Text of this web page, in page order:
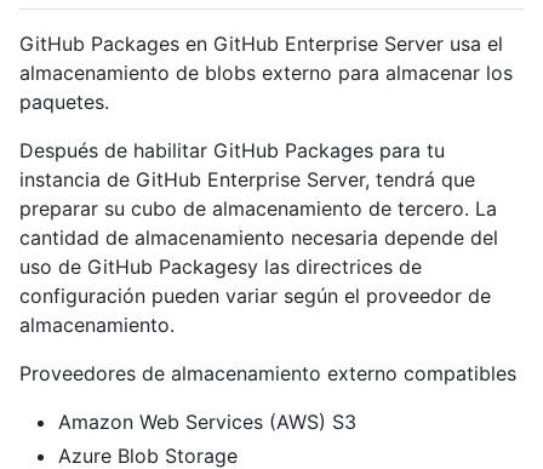
GitHub Packages en GitHub Enterprise Server usa el
almacenamiento de blobs externo para almacenar los
paquetes.
Después de habilitar GitHub Packages para tu
instancia de GitHub Enterprise Server, tendrá que
preparar su cubo de almacenamiento de tercero. La
cantidad de almacenamiento necesaria depende del
uso de GitHub Packagesy las directrices de
configuración pueden variar según el proveedor de
almacenamiento.
Proveedores de almacenamiento externo compatibles
Amazon Web Services (AWS) S3
Azure Blob Storage